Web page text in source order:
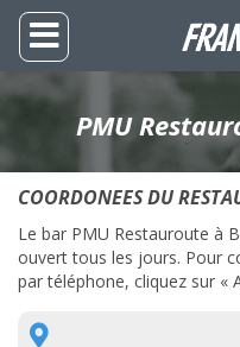
PMU
COORDONEES DU
Le bar PMU Restauroute à
ouvert tous les jours. Pour
par téléphone, cliquez sur «